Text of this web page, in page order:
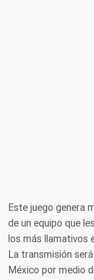
Este juego genera
de un equipo que
los más llamativos
La transmisión
México por medio